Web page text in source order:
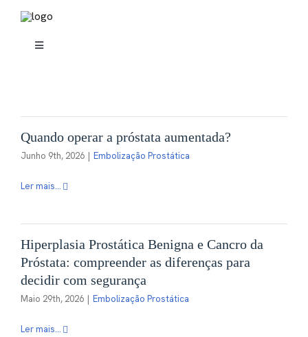
Toggle
Casos Clínicos
Quando operar a próstata aumentada?
Junho 9th, 2026 | Embolização Prostática
Ler mais...
Hiperplasia Prostática Benigna e Cancro da
Próstata: compreender as diferenças para
decidir com segurança
Maio 29th, 2026 | Embolização Prostática
Ler mais...